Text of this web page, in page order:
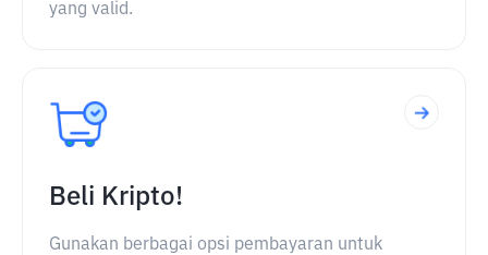
yang valid.
Beli Kripto!
Gunakan berbagai opsi pembayaran untuk